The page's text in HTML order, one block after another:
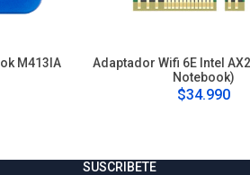
M413IA
Adaptador Wifi 6E Intel
Notebook)
$34.990
SUSCRIBETE